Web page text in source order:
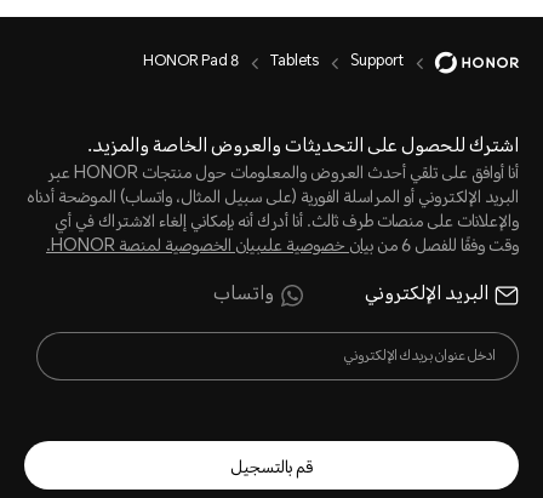
Support
Tablets
HONOR Pad 8
اشترك للحصول على التحديثات والعروض الخاصة والمزيد.
أنا أوافق على تلقي أحدث العروض والمعلومات حول منتجات HONOR عبر
البريد الإلكتروني أو المراسلة الفورية (على سبيل المثال، واتساب) الموضحة أدناه
والإعلانات على منصات طرف ثالث. أنا أدرك أنه بإمكاني إلغاء الاشتراك في أي
وقت وفقًا للفصل 6 من
بيان خصوصية علىبيان الخصوصية لمنصة HONOR‬.
البريد الإلكتروني واتساب
قم بالتسجيل